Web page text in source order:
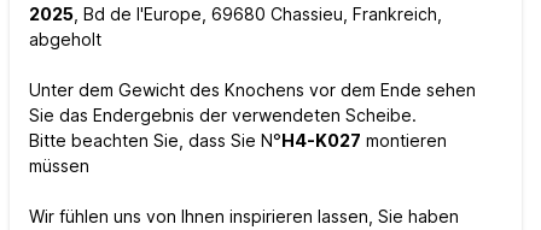
2025 , Bd de l'Europe, 69680 Chassieu, Frankreich,
abgeholt
Unter dem Gewicht des Knochens vor dem Ende sehen
Sie das Endergebnis der verwendeten Scheibe.
Bitte beachten Sie, dass Sie N°H4-K027 montieren
müssen
Wir fühlen uns von Ihnen inspirieren lassen, Sie haben